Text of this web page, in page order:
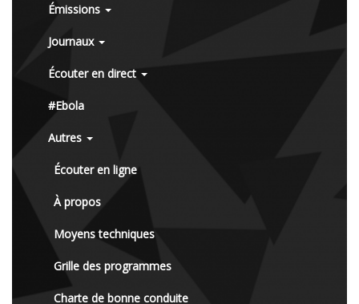
Émissions
Journaux
Écouter en direct
#Ebola
Autres
Écouter en ligne
À propos
Moyens techniques
Grille des programmes
Charte de bonne conduite